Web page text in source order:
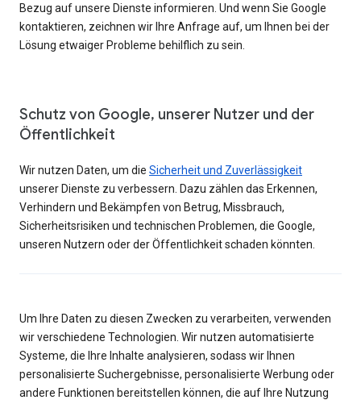
Bezug auf unsere Dienste informieren. Und wenn Sie Google
kontaktieren, zeichnen wir Ihre Anfrage auf, um Ihnen bei der
Lösung etwaiger Probleme behilflich zu sein.
Schutz von Google, unserer Nutzer und der
Öffentlichkeit
Wir nutzen Daten, um die Sicherheit und Zuverlässigkeit
unserer Dienste zu verbessern. Dazu zählen das Erkennen,
Verhindern und Bekämpfen von Betrug, Missbrauch,
Sicherheitsrisiken und technischen Problemen, die Google,
unseren Nutzern oder der Öffentlichkeit schaden könnten.
Um Ihre Daten zu diesen Zwecken zu verarbeiten, verwenden
wir verschiedene Technologien. Wir nutzen automatisierte
Systeme, die Ihre Inhalte analysieren, sodass wir Ihnen
personalisierte Suchergebnisse, personalisierte Werbung oder
andere Funktionen bereitstellen können, die auf Ihre Nutzung